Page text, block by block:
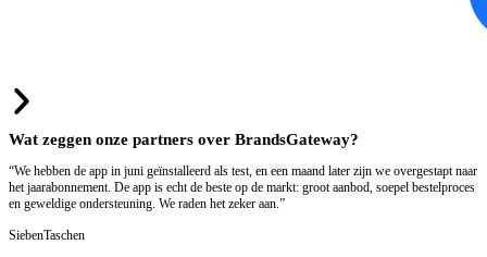
Wat zeggen onze partners over BrandsGateway?
“We hebben de app in juni geïnstalleerd als test, en een maand later zijn we overgestapt naar
het jaarabonnement. De app is echt de beste op de markt: groot aanbod, soepel bestelproces
en geweldige ondersteuning. We raden het zeker aan.”
SiebenTaschen